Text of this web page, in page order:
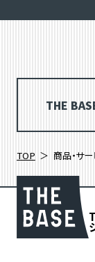
THE
TOP 商品・サ